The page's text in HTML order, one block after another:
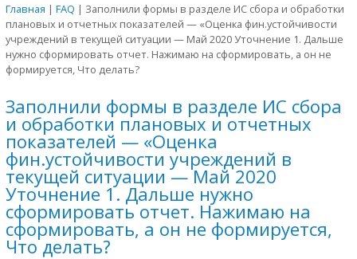
Главная | FAQ | Заполнили формы в разделе ИС сбора и обработки
плановых и отчетных показателей — «Оценка фин.устойчивости
учреждений в текущей ситуации — Май 2020 Уточнение 1. Дальше
нужно сформировать отчет. Нажимаю на сформировать, а он не
формируется, Что делать?
Заполнили формы в разделе ИС сбора
и обработки плановых и отчетных
показателей — «Оценка
фин.устойчивости учреждений в
текущей ситуации — Май 2020
Уточнение 1. Дальше нужно
сформировать отчет. Нажимаю на
сформировать, а он не формируется,
Что делать?